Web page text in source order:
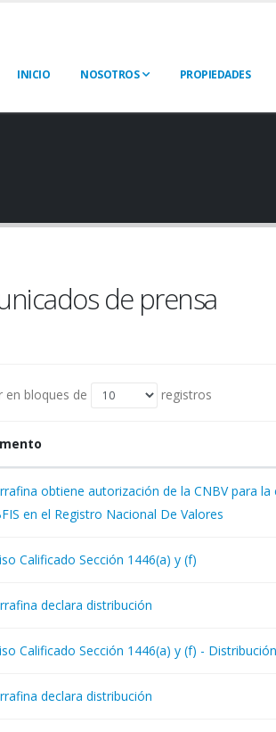
INICIO NOSOTROS PROPIEDADES
de prensa
en bloques de registros
obtiene autorización de la CNBV para
en el Registro Nacional De Valores
Calificado Sección 1446(a) y (f)
declara distribución
Calificado Sección 1446(a) y (f) - Distribución
declara distribución